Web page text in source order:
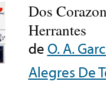
Dos
Herrantes
de O. A.
Alegres De